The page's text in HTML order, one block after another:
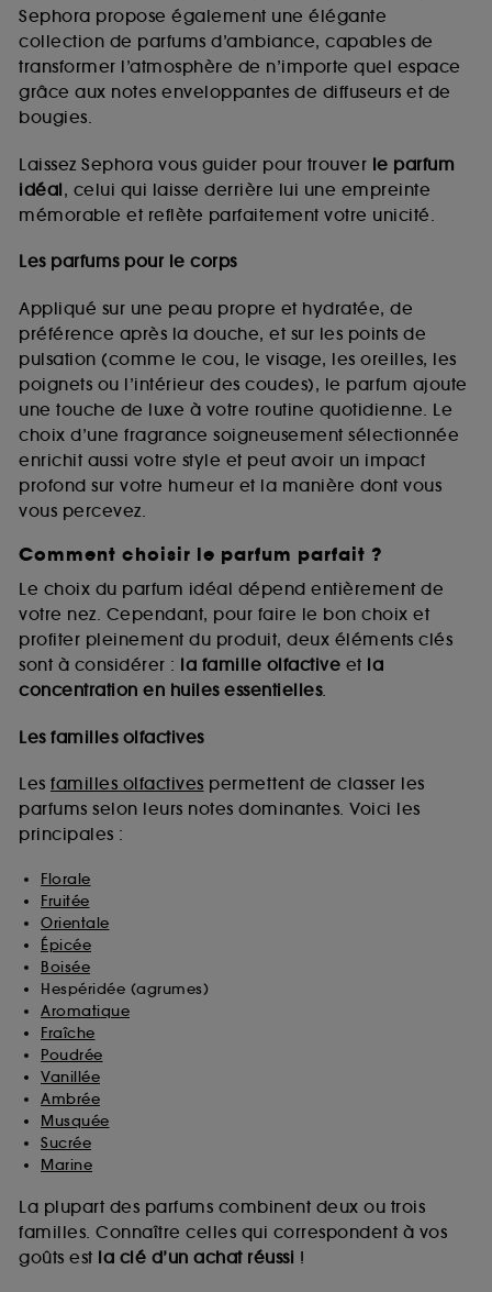
Sephora propose également une élégante
collection de parfums d’ambiance, capables de
transformer l’atmosphère de n’importe quel espace
grâce aux notes enveloppantes de diffuseurs et de
bougies.
Laissez Sephora vous guider pour trouver le parfum
idéal, celui qui laisse derrière lui une empreinte
mémorable et reflète parfaitement votre unicité.
Les parfums pour le corps
Appliqué sur une peau propre et hydratée, de
préférence après la douche, et sur les points de
pulsation (comme le cou, le visage, les oreilles, les
poignets ou l’intérieur des coudes), le parfum ajoute
une touche de luxe à votre routine quotidienne. Le
choix d’une fragrance soigneusement sélectionnée
enrichit aussi votre style et peut avoir un impact
profond sur votre humeur et la manière dont vous
vous percevez.
Comment choisir le parfum parfait ?
Le choix du parfum idéal dépend entièrement de
votre nez. Cependant, pour faire le bon choix et
profiter pleinement du produit, deux éléments clés
sont à considérer : la famille olfactive et la
concentration en huiles essentielles.
Les familles olfactives
Les familles olfactives permettent de classer les
parfums selon leurs notes dominantes. Voici les
principales :
Florale
Fruitée
Orientale
Épicée
Boisée
Hespéridée (agrumes)
Aromatique
Fraîche
Poudrée
Vanillée
Ambrée
Musquée
Sucrée
Marine
La plupart des parfums combinent deux ou trois
familles. Connaître celles qui correspondent à vos
goûts est la clé d’un achat réussi !
de vous plaire via des publicités, y compris sur des
sites tiers et sur les réseaux sociaux, sur la base
des pages que vous avez consultées, de votre
navigation, et de l'historique de vos interactions.
d’en améliorer la performance.
Cookies de sécurisation des paiements en ligne :
fraudes aux moyens de paiement et les
usurpations d’identité.
Cookies fonctionnels :il s’agit de cookies
permettant l’affichage et/ou la fourniture de
certaines fonctionnalités du site, tel que les
cookies d’authentification qui sont utilisés afin de
vous faire bénéficier de l’authentification
prolongée vous permettant d’accéder à votre
compte lors de votre prochaine visite sur le site
sans saisir à nouveau votre identifiant et mot de
passe.
A l'exception des cookies techniques, le dépôt et la
lecture de ces traceurs requiert votre accord. Vous
pouvez personnaliser vos choix concernant le dépôt
de ces cookies grâce au bouton "personnaliser mes
choix" ci-dessous ou décider de "tout accepter".
Sephora pourra associer les informations de
navigation collectées par ces Cookies, pour les
collectées ou générées lors de votre activité en ligne
sur "continuer sans accepter". Voous pouvez à tout
moment choisir de retirer votrte consentement. Si vous
souhaitez obtenir plus d'information sur les cookies
utilisés, cliquez